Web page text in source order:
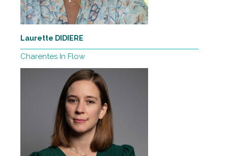
Laurette DIDIERE
Charentes In Flow